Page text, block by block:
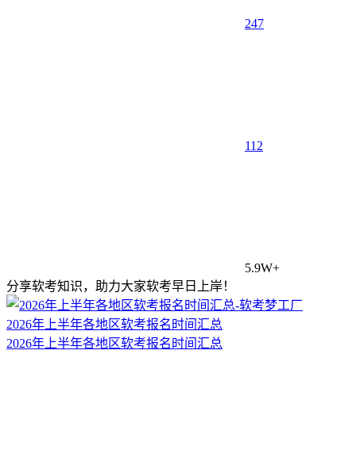
247
112
5.9W+
分享软考知识，助力大家软考早日上岸！
2026年上半年各地区软考报名时间汇总
2026年上半年各地区软考报名时间汇总